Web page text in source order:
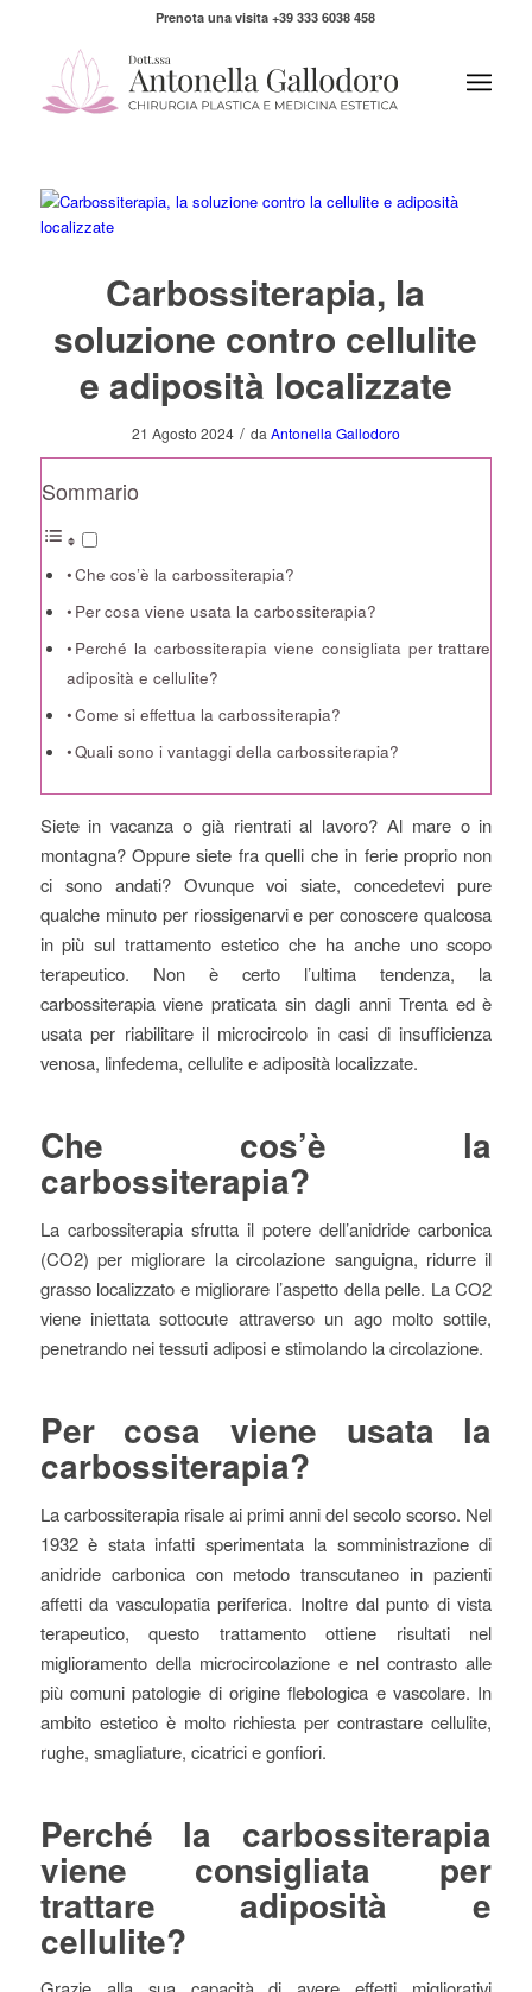
Prenota una visita +39 333 6038 458
Carbossiterapia, la
soluzione contro cellulite
e adiposità localizzate
21 Agosto 2024 / da Antonella Gallodoro
Sommario
Che cos’è la carbossiterapia?
Per cosa viene usata la carbossiterapia?
Perché la carbossiterapia viene consigliata per trattare
adiposità e cellulite?
Come si effettua la carbossiterapia?
Quali sono i vantaggi della carbossiterapia?
Siete in vacanza o già rientrati al lavoro? Al mare o in
montagna? Oppure siete fra quelli che in ferie proprio non
ci sono andati? Ovunque voi siate, concedetevi pure
qualche minuto per riossigenarvi e per conoscere qualcosa
in più sul trattamento estetico che ha anche uno scopo
terapeutico. Non è certo l’ultima tendenza, la
carbossiterapia viene praticata sin dagli anni Trenta ed è
usata per riabilitare il microcircolo in casi di insufficienza
venosa, linfedema, cellulite e adiposità localizzate.
Che cos’è la
carbossiterapia?
La carbossiterapia sfrutta il potere dell’anidride carbonica
(CO2) per migliorare la circolazione sanguigna, ridurre il
grasso localizzato e migliorare l’aspetto della pelle. La CO2
viene iniettata sottocute attraverso un ago molto sottile,
penetrando nei tessuti adiposi e stimolando la circolazione.
Per cosa viene usata la
carbossiterapia?
La carbossiterapia risale ai primi anni del secolo scorso. Nel
1932 è stata infatti sperimentata la somministrazione di
anidride carbonica con metodo transcutaneo in pazienti
affetti da vasculopatia periferica. Inoltre dal punto di vista
terapeutico, questo trattamento ottiene risultati nel
miglioramento della microcircolazione e nel contrasto alle
più comuni patologie di origine flebologica e vascolare. In
ambito estetico è molto richiesta per contrastare cellulite,
rughe, smagliature, cicatrici e gonfiori.
Perché la carbossiterapia
viene consigliata per
trattare adiposità e
cellulite?